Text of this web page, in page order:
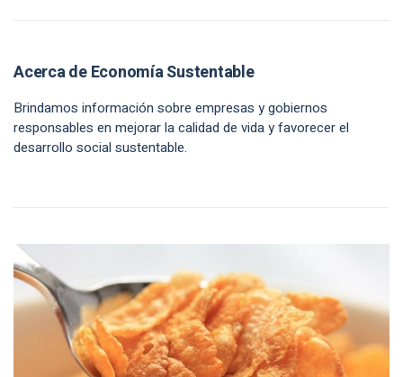
Acerca de Economía Sustentable
Brindamos información sobre empresas y gobiernos
responsables en mejorar la calidad de vida y favorecer el
desarrollo social sustentable.